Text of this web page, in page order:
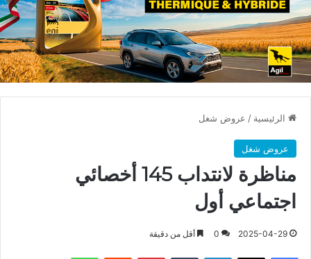
الرئيسية / عروض شغل
عروض شغل
مناظرة لانتداب 145 أخصائي
اجتماعي أول
2025-04-29
0 أقل من دقيقة
فيسبوك X لينكدإن بينتيريست واتساب